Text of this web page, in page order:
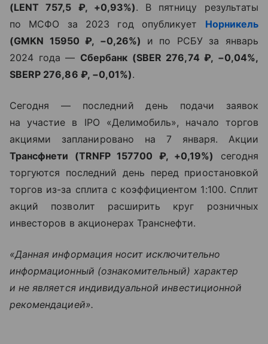
(LENT 757,5 ₽, +0,93%). В пятницу результаты
по МСФО за 2023 год опубликует Норникель
(GMKN 15950 ₽, −0,26%) и по РСБУ за январь
2024 года — Сбербанк (SBER 276,74 ₽, −0,04%,
SBERP 276,86 ₽, −0,01%).
Сегодня — последний день подачи заявок
на участие в IPO «Делимобиль», начало торгов
акциями запланировано на 7 января. Акции
Трансфнети (TRNFP 157700 ₽, +0,19%)
сегодня
торгуются последний день перед приостановкой
торгов из-за сплита с коэффициентом 1:100. Сплит
акций позволит расширить круг розничных
инвесторов в акционерах Транснефти.
«Данная информация носит исключительно
информационный (ознакомительный) характер
и не является индивидуальной инвестиционной
рекомендацией».